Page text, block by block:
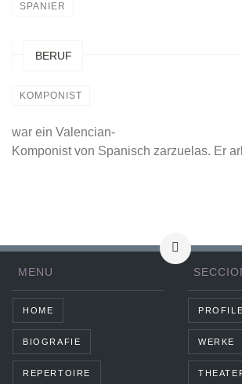
SPANIER
BERUF
KOMPONIST
war ein Valencian-
Komponist von Spanisch zarzuelas. Er
MENU
HOME
BIOGRAFIE
REPERTOIRE
WERKE